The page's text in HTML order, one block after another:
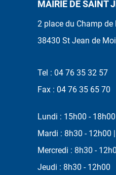
MAIRIE DE SAINT
2 place du Champ de
38430 St Jean de
Tel : 04 76 35 32 57
Fax : 04 76 35 65 70
Lundi : 15h00 - 18h00
Mardi : 8h30 - 12h00
Mercredi : 8h30 -
Jeudi : 8h30 - 12h00